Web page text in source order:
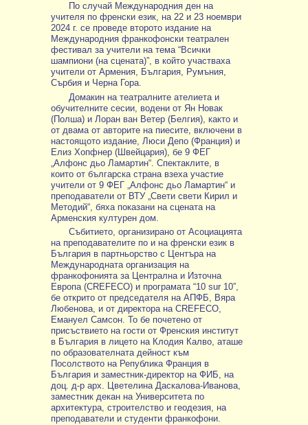
По случай Международния ден на
учителя по френски език, на 22 и 23 ноември
2024 г. се проведе второто издание на
Международния франкофонски театрален
фестивал за учители на тема “Всички
шампиони (на сцената)”, в който участваха
учители от Армения, България, Румъния,
Сърбия и Черна Гора.
Домакин на театралните ателиета и
обучителните сесии, водени от Ян Новак
(Полша) и Лоран ван Ветер (Белгия), както и
от двама от авторите на пиесите, включени в
настоящото издание, Люси Депо (Франция) и
Елиз Хопфнер (Швейцария), бе 9 ФЕГ
„Алфонс дьо Ламартин“. Спектаклите, в
които от българска страна взеха участие
учители от 9 ФЕГ „Алфонс дьо Ламартин“ и
преподаватели от ВТУ „Свети свети Кирил и
Методий“, бяха показани на сцената на
Арменския културен дом.
Събитието, организирано от Асоциацията
на преподавателите по и на френски език в
България в партньорство с Центъра на
Международната организация на
франкофонията за Централна и Източна
Европа (CREFECO) и програмата “10 sur 10”,
бе открито от председателя на АПФБ, Вяра
Любенова, и от директора на CREFECO,
Емануел Самсон. То бе почетено от
присъствието на гости от Френския институт
в България в лицето на Клодия Калво, аташе
по образователната дейност към
Посолството на Република Франция в
България и заместник-директор на ФИБ, на
доц. д-р арх. Цветелина Даскалова-Иванова,
заместник декан на Университета по
архитектура, строителство и геодезия, на
преподаватели и студенти франкофони.